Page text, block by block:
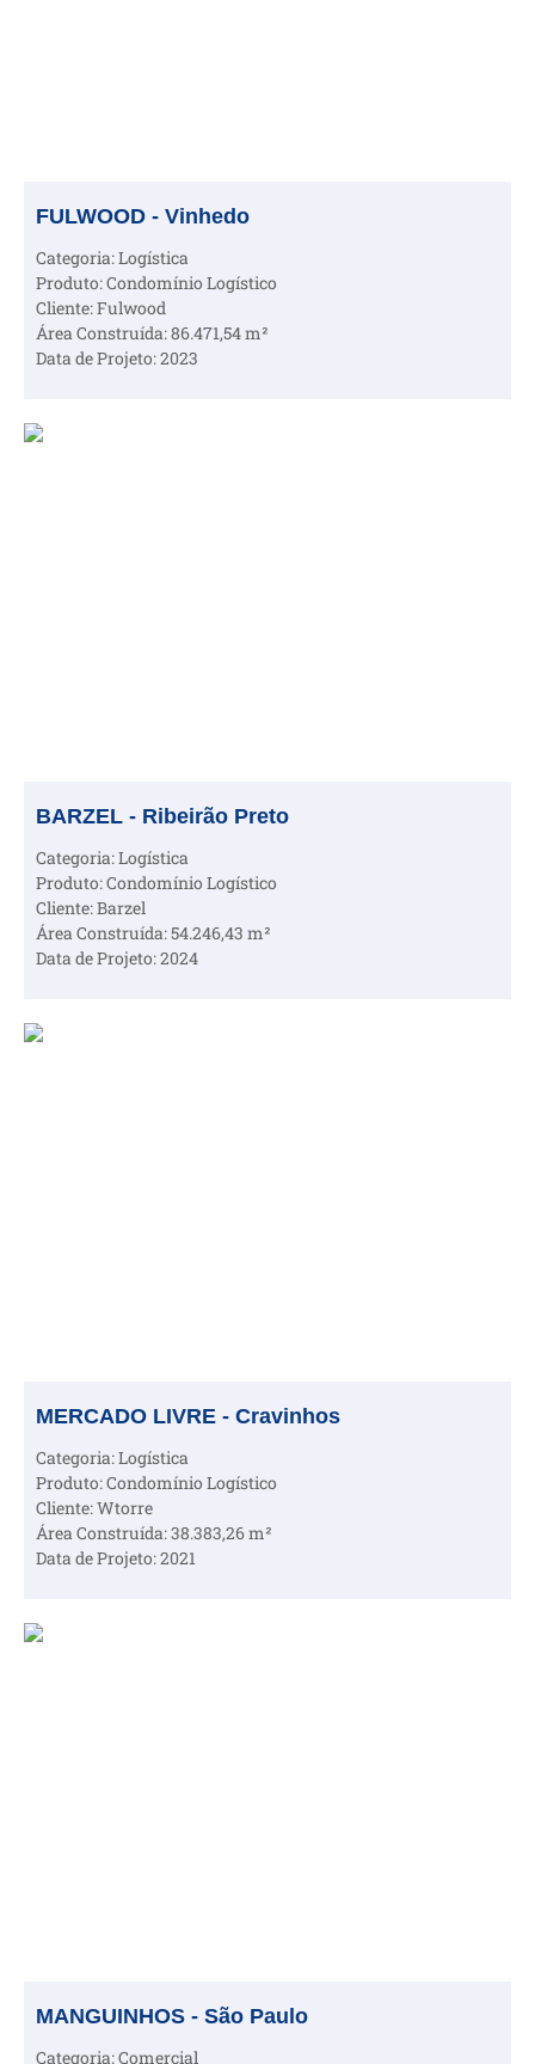
FULWOOD - Vinhedo
Categoria: Logística
Produto: Condomínio Logístico
Cliente: Fulwood
Área Construída: 86.471,54 m²
Data de Projeto: 2023
BARZEL - Ribeirão Preto
Categoria: Logística
Produto: Condomínio Logístico
Cliente: Barzel
Área Construída: 54.246,43 m²
Data de Projeto: 2024
MERCADO LIVRE - Cravinhos
Categoria: Logística
Produto: Condomínio Logístico
Cliente: Wtorre
Área Construída: 38.383,26 m²
Data de Projeto: 2021
MANGUINHOS - São Paulo
Categoria: Comercial